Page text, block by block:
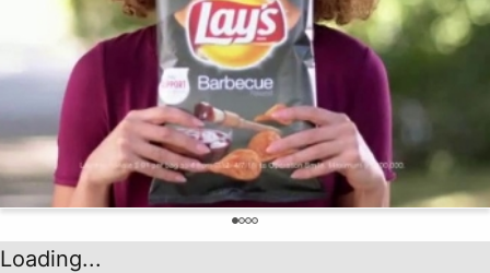
Loading...